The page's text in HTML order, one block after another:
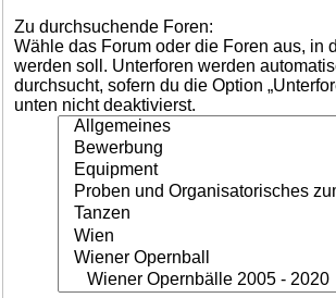
Zu durchsuchende Foren:
Wähle das Forum oder die Foren aus, in
werden soll. Unterforen werden
durchsucht, sofern du die Option
unten nicht deaktivierst.